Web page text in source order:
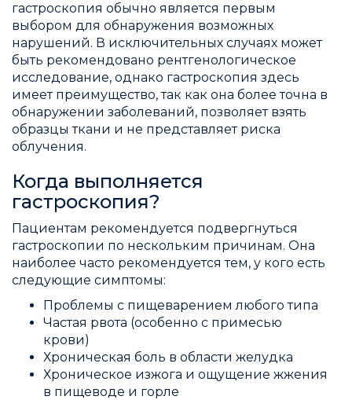
гастроскопия обычно является первым
выбором для обнаружения возможных
нарушений. В исключительных случаях может
быть рекомендовано рентгенологическое
исследование, однако гастроскопия здесь
имеет преимущество, так как она более точна в
обнаружении заболеваний, позволяет взять
образцы ткани и не представляет риска
облучения.
Когда выполняется
гастроскопия?
Пациентам рекомендуется подвергнуться
гастроскопии по нескольким причинам. Она
наиболее часто рекомендуется тем, у кого есть
следующие симптомы:
Проблемы с пищеварением любого типа
Частая рвота (особенно с примесью
крови)
Хроническая боль в области желудка
Хроническое изжога и ощущение жжения
в пищеводе и горле